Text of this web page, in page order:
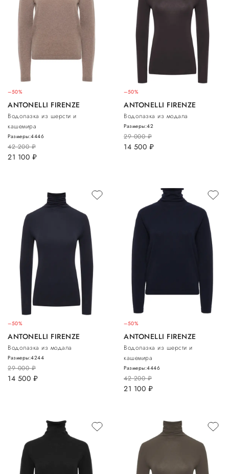
–50%
ANTONELLI FIRENZE
Водолазка из шерсти и
кашемира
42 200руб.
21 100 руб.
Размеры:4446
–50%
ANTONELLI FIRENZE
Водолазка из модала
29 000руб.
14 500 руб.
Размеры:42
–50%
ANTONELLI FIRENZE
Водолазка из модала
29 000руб.
14 500 руб.
Размеры:4244
–50%
ANTONELLI FIRENZE
Водолазка из шерсти и
кашемира
42 200руб.
21 100 руб.
Размеры:4446